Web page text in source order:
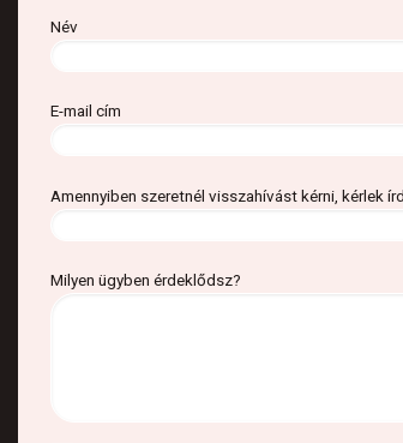
Név
E-mail cím
Amennyiben szeretnél visszahívást kérni, kérlek
Milyen ügyben érdeklődsz?